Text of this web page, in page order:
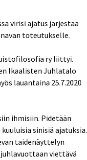
virisi ajatus järjestää
toteutukselle.
ry liittyi.
Ikaalisten Juhlatalo
lauantaina 25.7.2020
ihmisiin. Pidetään
sinisiä ajatuksia.
taidenäyttelyn
viettävä